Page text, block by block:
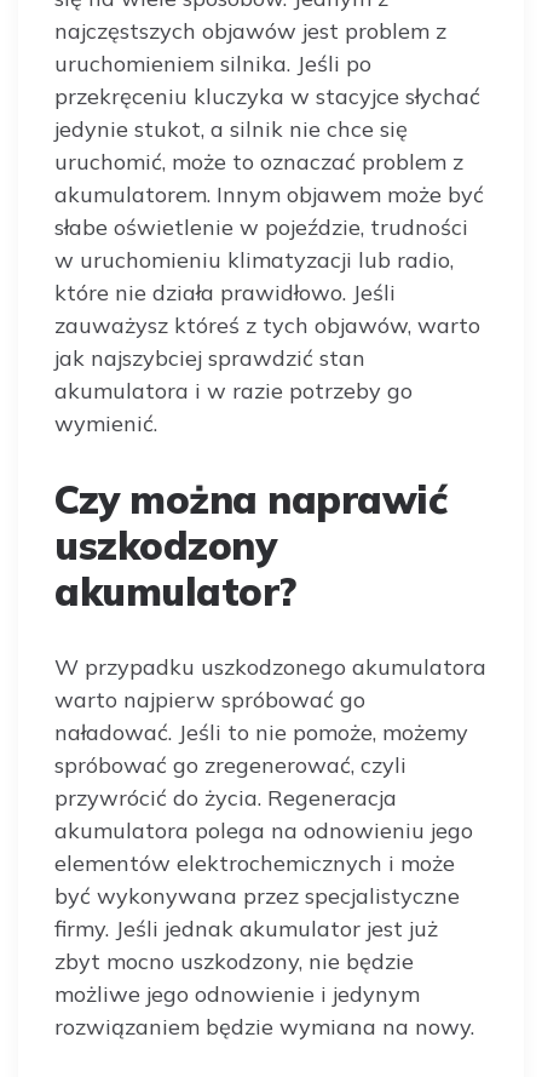
najczęstszych objawów jest problem z
uruchomieniem silnika. Jeśli po
przekręceniu kluczyka w stacyjce słychać
jedynie stukot, a silnik nie chce się
uruchomić, może to oznaczać problem z
akumulatorem. Innym objawem może być
słabe oświetlenie w pojeździe, trudności
w uruchomieniu klimatyzacji lub radio,
które nie działa prawidłowo. Jeśli
zauważysz któreś z tych objawów, warto
jak najszybciej sprawdzić stan
akumulatora i w razie potrzeby go
wymienić.
Czy można naprawić
uszkodzony
akumulator?
W przypadku uszkodzonego akumulatora
warto najpierw spróbować go
naładować. Jeśli to nie pomoże, możemy
spróbować go zregenerować, czyli
przywrócić do życia. Regeneracja
akumulatora polega na odnowieniu jego
elementów elektrochemicznych i może
być wykonywana przez specjalistyczne
firmy. Jeśli jednak akumulator jest już
zbyt mocno uszkodzony, nie będzie
możliwe jego odnowienie i jedynym
rozwiązaniem będzie wymiana na nowy.